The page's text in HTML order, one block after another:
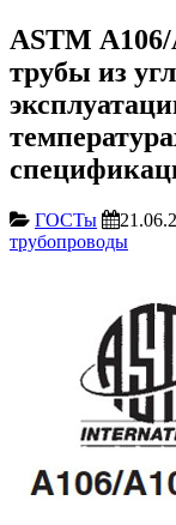
АSТМ A106/
трубы из
ГОСТы
трубопроводы